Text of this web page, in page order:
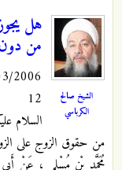
الشيخ صالح
الكرباسي
هل
من
- 19:19
12
السلام
من حقوق الزوج على
مُحَمَّدِ بْنِ مُسْلِمٍ ، عَنْ